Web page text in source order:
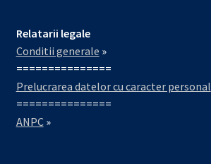
Relatarii legale
Conditii generale »
===============
Prelucrarea datelor cu caracter personal
===============
ANPC»